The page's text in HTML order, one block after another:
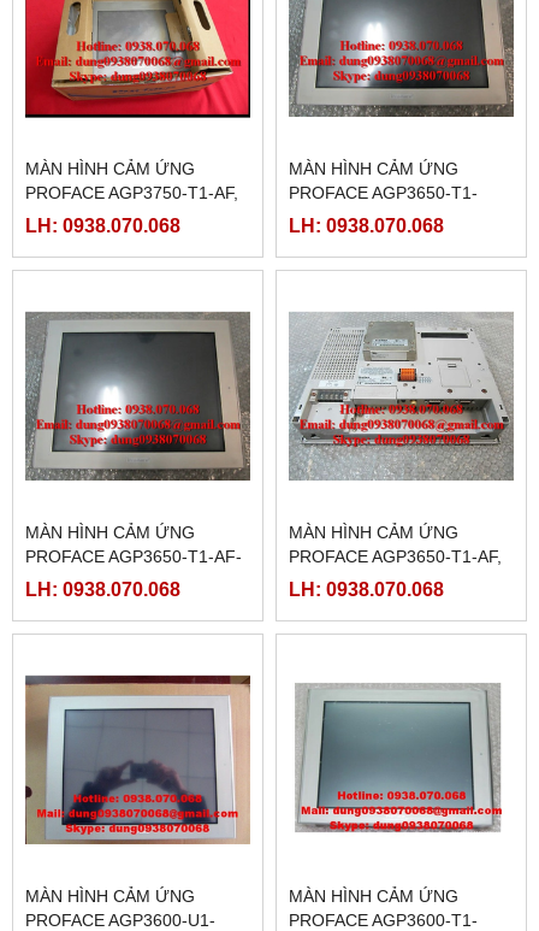
MÀN HÌNH CẢM ỨNG
PROFACE AGP3750-T1-AF,
(PFXGP3750TAA )
LH: 0938.070.068
MÀN HÌNH CẢM ỨNG
PROFACE AGP3650-T1-
D24-M, ( PFXGP3650TADC )
LH: 0938.070.068
MÀN HÌNH CẢM ỨNG
PROFACE AGP3650-T1-AF-
M,( PFXGP3650TAAC )
LH: 0938.070.068
MÀN HÌNH CẢM ỨNG
PROFACE AGP3650-T1-AF,
(PFXGP3650TAA )
LH: 0938.070.068
MÀN HÌNH CẢM ỨNG
PROFACE AGP3600-U1-
MÀN HÌNH CẢM ỨNG
PROFACE AGP3600-T1-